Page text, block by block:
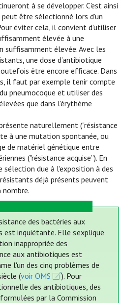
à se développer. C'est ainsi
être sélectionné lors d'un
éviter cela, il convient d'utiliser
élevée à une
suffisamment élevée. Avec les
une dose d’antibiotique
être encore efficace. Dans
il faut par exemple tenir compte
pneumocoque et utiliser des
que dans l'érythème
naturellement ("résistance
à une mutation spontanée, ou
de matériel génétique entre
("résistance acquise”). En
sélection due à l'exposition à des
déjà présents peuvent
des bactéries aux
inquiétante. Elle s’explique
inappropriée des
aux antibiotiques est
l'un des cinq problèmes de
(voir OMS
). Pour
des antibiotiques, des
par la Commission